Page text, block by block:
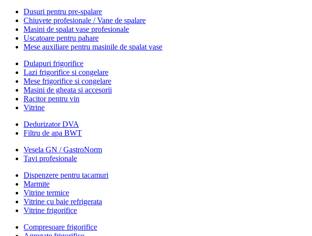
Dusuri pentru pre-spalare
Chiuvete profesionale / Vane de spalare
Masini de spalat vase profesionale
Uscatoare pentru pahare
Mese auxiliare pentru masinile de spalat vase
Dulapuri frigorifice
Lazi frigorifice si congelare
Mese frigorifice si congelare
Masini de gheata si accesorii
Racitor pentru vin
Vitrine
Dedurizator DVA
Filtru de apa BWT
Vesela GN / GastroNorm
Tavi profesionale
Dispenzere pentru tacamuri
Marmite
Vitrine termice
Vitrine cu baie refrigerata
Vitrine frigorifice
Compresoare frigorifice